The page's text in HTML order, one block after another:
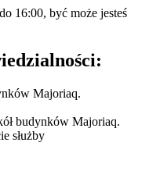
16:00, być może jesteś
Majoriaq.
budynków Majoriaq.
służby